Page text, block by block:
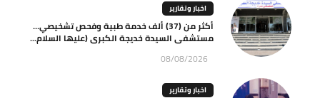
اخبار وتقارير
أكثر من (37) ألف خدمة طبية وفحص تشخيصي…
مستشفى السيدة خديجة الكبرى (عليها السلام...
08/08/2026
اخبار وتقارير